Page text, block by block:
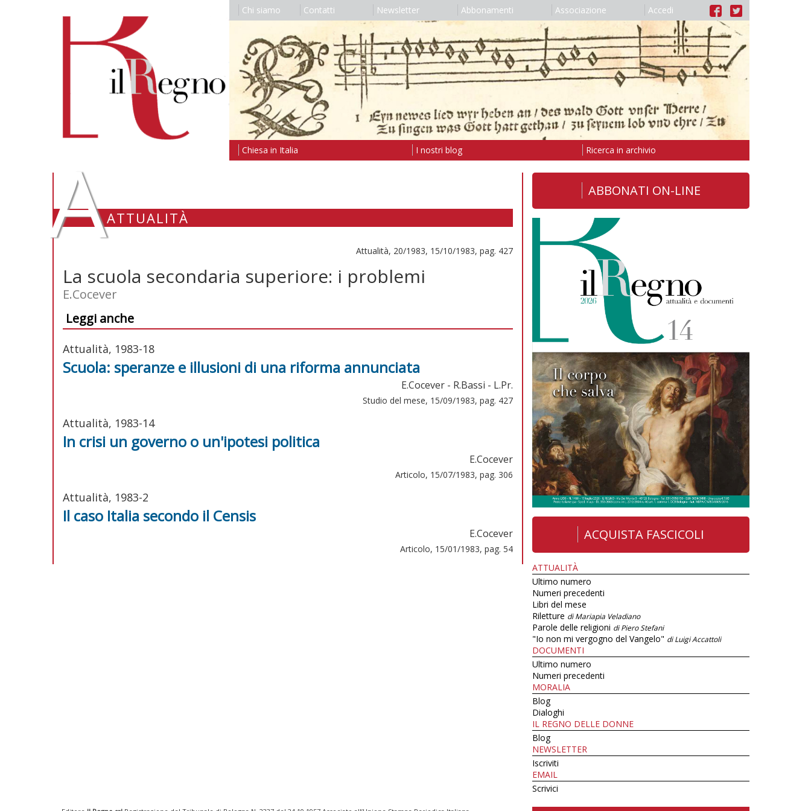
Chi siamo Contatti Newsletter Abbonamenti Associazione Accedi
Chiesa in Italia I nostri blog Ricerca in archivio
AATTUALITÀ
Attualità, 20/1983, 15/10/1983, pag. 427
La scuola secondaria superiore: i problemi
E.Cocever
Leggi anche
Attualità, 1983-18
Scuola: speranze e illusioni di una riforma annunciata
E.Cocever - R.Bassi - L.Pr.
Studio del mese, 15/09/1983, pag. 427
Attualità, 1983-14
In crisi un governo o un'ipotesi politica
E.Cocever
Articolo, 15/07/1983, pag. 306
Attualità, 1983-2
Il caso Italia secondo il Censis
E.Cocever
Articolo, 15/01/1983, pag. 54
ABBONATI ON-LINE
ACQUISTA FASCICOLI
ATTUALITÀ
Ultimo numero
Numeri precedenti
Libri del mese
Riletture di Mariapia Veladiano
Parole delle religioni di Piero Stefani
"Io non mi vergogno del Vangelo" di Luigi Accattoli
DOCUMENTI
Ultimo numero
Numeri precedenti
MORALIA
Blog
Dialoghi
IL REGNO DELLE DONNE
Blog
NEWSLETTER
Iscriviti
EMAIL
Scrivici